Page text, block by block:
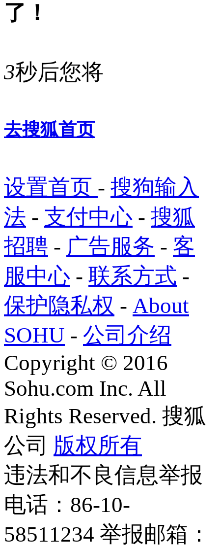
了！
3秒后您将
去搜狐首页
设置首页 - 搜狗输入
法 - 支付中心 - 搜狐
招聘 - 广告服务 - 客
服中心 - 联系方式 -
保护隐私权 - About
SOHU - 公司介绍
Copyright © 2016
Sohu.com Inc. All
Rights Reserved. 搜狐
公司 版权所有
违法和不良信息举报
电话：86-10-
58511234 举报邮箱：